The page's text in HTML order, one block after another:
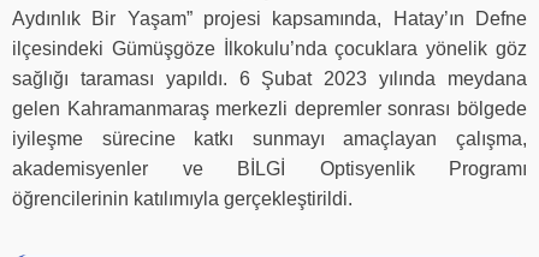
Aydınlık Bir Yaşam” projesi kapsamında, Hatay’ın Defne
ilçesindeki Gümüşgöze İlkokulu’nda çocuklara yönelik göz
sağlığı taraması yapıldı. 6 Şubat 2023 yılında meydana
gelen Kahramanmaraş merkezli depremler sonrası bölgede
iyileşme sürecine katkı sunmayı amaçlayan çalışma,
akademisyenler ve BİLGİ Optisyenlik Programı
öğrencilerinin katılımıyla gerçekleştirildi.